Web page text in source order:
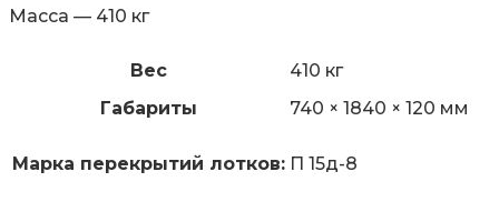
Масса — 410 кг
Вес
410 кг
Габариты
740 × 1840 × 120 мм
Марка перекрытий лотков: П 15д-8